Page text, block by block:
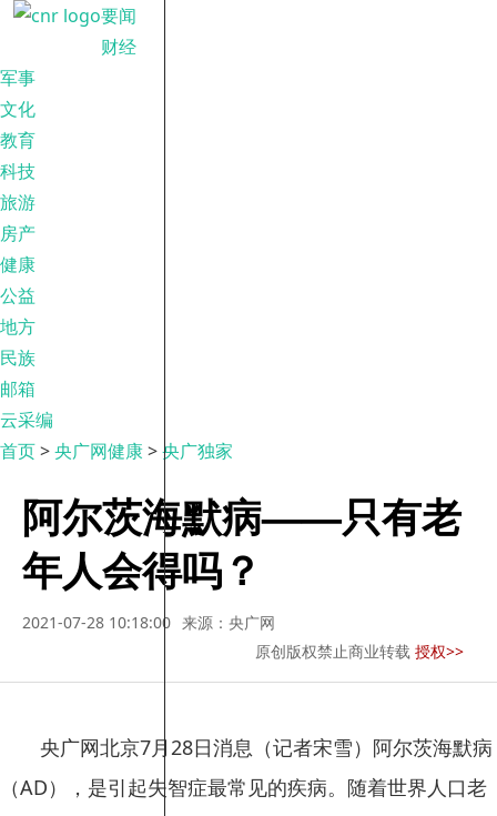
要闻
财经
军事
文化
教育
科技
旅游
房产
健康
公益
地方
民族
邮箱
云采编
首页>央广网健康>央广独家
阿尔茨海默病——只有老
年人会得吗？
2021-07-28 10:18:00 来源：央广网
原创版权禁止商业转载 授权>>
央广网北京7月28日消息（记者宋雪）阿尔茨海默病
（AD），是引起失智症最常见的疾病。随着世界人口老